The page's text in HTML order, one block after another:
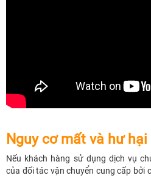
Nguy cơ mất và hư
Nếu khách hàng sử dụng dịch vụ
của đối tác vận chuyển cung cấp bởi